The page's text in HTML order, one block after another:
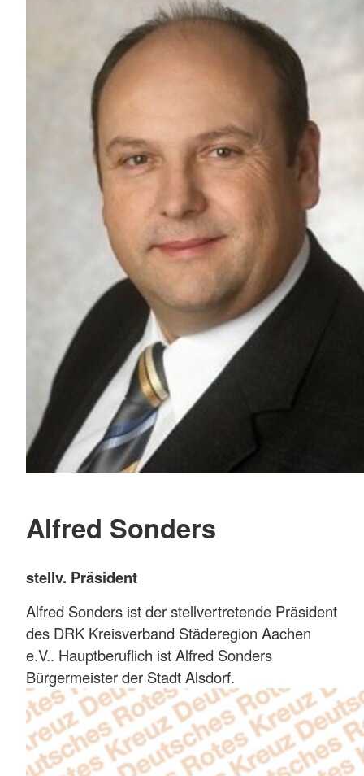
Alfred Sonders
stellv. Präsident
Alfred Sonders ist der stellvertretende Präsident
des DRK Kreisverband Städeregion Aachen
e.V.. Hauptberuflich ist Alfred Sonders
Bürgermeister der Stadt Alsdorf.